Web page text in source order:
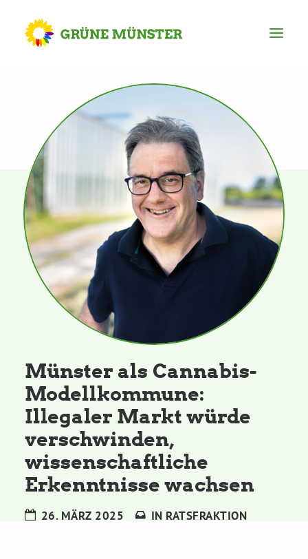
Partei
Kreisvorstand
Kreisgeschäftsstelle
Mitgliederversammlung
Ortsverbände
Kommissionen
Grünes Zentrum
Personen
Sylvia Rietenberg, MdB
Dorothea Deppermann, MdL
Münster als Cannabis-
Modellkommune:
Illegaler Markt würde
verschwinden,
wissenschaftliche
Erkenntnisse wachsen
26. MÄRZ 2025 IN RATSFRAKTION